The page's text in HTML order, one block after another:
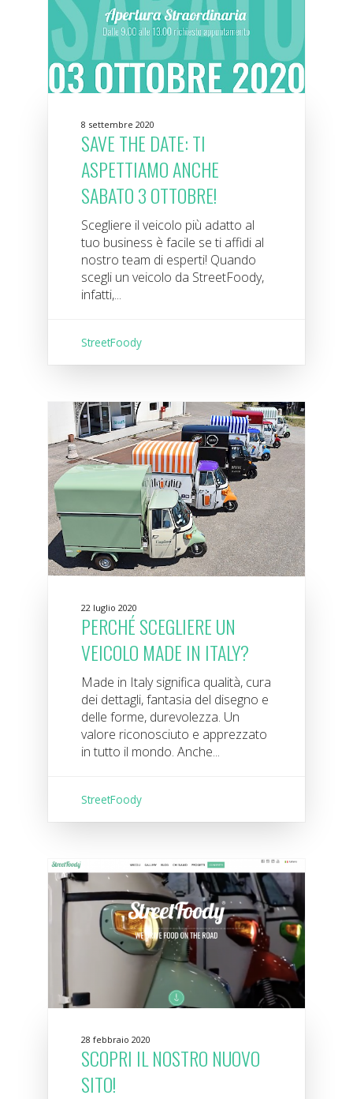
8 settembre 2020
SAVE THE DATE: TI
ASPETTIAMO ANCHE
SABATO 3 OTTOBRE!
Scegliere il veicolo più adatto al
tuo business è facile se ti affidi al
nostro team di esperti! Quando
scegli un veicolo da StreetFoody,
infatti,...
StreetFoody
22 luglio 2020
PERCHÉ SCEGLIERE UN
VEICOLO MADE IN ITALY?
Made in Italy significa qualità, cura
dei dettagli, fantasia del disegno e
delle forme, durevolezza. Un
valore riconosciuto e apprezzato
in tutto il mondo. Anche...
StreetFoody
28 febbraio 2020
SCOPRI IL NOSTRO NUOVO
SITO!